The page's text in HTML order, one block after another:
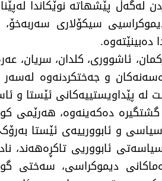
لەگەڵ پێشهاتە نوێكاندا
سیكۆلاری
ئاشووری، كلدان، سریان،
ڕەسەنەكان و جەختكردنەوە
لە پێداویستییەكانی ئێستا و
دەكەینەوە، هەرێمی
و ئابوورییەی ئێستا
ئابووریی تاكڕەهەند،
دیموكراسی، سەختی